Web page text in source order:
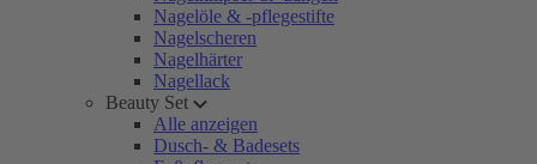
Nagelöle & -pflegestifte
Nagelscheren
Nagelhärter
Nagellack
Beauty Set
Alle anzeigen
Dusch- & Badesets